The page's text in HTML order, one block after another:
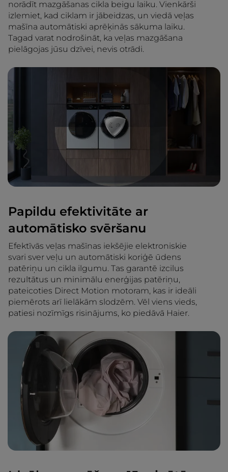
norādīt mazgāšanas cikla beigu laiku. Vienkārši
izlemiet, kad ciklam ir jābeidzas, un viedā veļas
mašīna automātiski aprēķinās sākuma laiku.
Tagad varat nodrošināt, ka veļas mazgāšana
pielāgojas jūsu dzīvei, nevis otrādi.
Papildu efektivitāte ar
automātisko svēršanu
Efektīvās veļas mašīnas iekšējie elektroniskie
svari sver veļu un automātiski koriģē ūdens
patēriņu un cikla ilgumu. Tas garantē izcilus
rezultātus un minimālu enerģijas patēriņu,
pateicoties Direct Motion motoram, kas ir ideāli
piemērots arī lielākām slodzēm. Vēl viens vieds,
patiesi nozīmīgs risinājums, ko piedāvā Haier.